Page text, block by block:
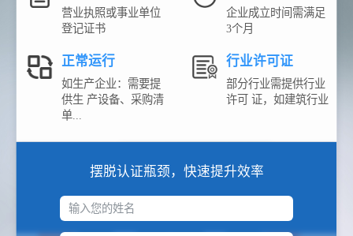
营业执照或事业单位
登记证书
企业成立时间需满足
3个月
正常运行
如生产企业：需要提
供生 产设备、采购清
单...
行业许可证
部分行业需提供行业
许可 证，如建筑行业
摆脱认证瓶颈，快速提升效率
输入您的姓名